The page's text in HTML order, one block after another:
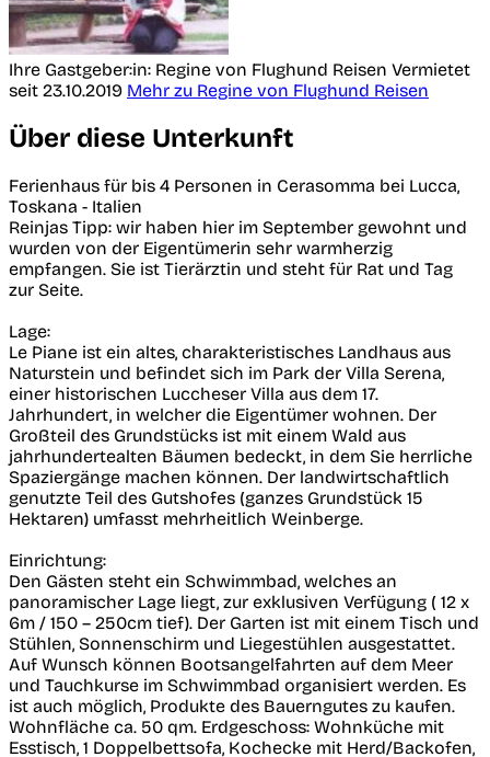
Ihre Gastgeber:in: Regine von Flughund Reisen Vermietet
seit 23.10.2019 Mehr zu Regine von Flughund Reisen
Über diese Unterkunft
Ferienhaus für bis 4 Personen in Cerasomma bei Lucca,
Toskana - Italien
Reinjas Tipp: wir haben hier im September gewohnt und
wurden von der Eigentümerin sehr warmherzig
empfangen. Sie ist Tierärztin und steht für Rat und Tag
zur Seite.
Lage:
Le Piane ist ein altes, charakteristisches Landhaus aus
Naturstein und befindet sich im Park der Villa Serena,
einer historischen Luccheser Villa aus dem 17.
Jahrhundert, in welcher die Eigentümer wohnen. Der
Großteil des Grundstücks ist mit einem Wald aus
jahrhundertealten Bäumen bedeckt, in dem Sie herrliche
Spaziergänge machen können. Der landwirtschaftlich
genutzte Teil des Gutshofes (ganzes Grundstück 15
Hektaren) umfasst mehrheitlich Weinberge.
Einrichtung:
Den Gästen steht ein Schwimmbad, welches an
panoramischer Lage liegt, zur exklusiven Verfügung ( 12 x
6m / 150 – 250cm tief). Der Garten ist mit einem Tisch und
Stühlen, Sonnenschirm und Liegestühlen ausgestattet.
Auf Wunsch können Bootsangelfahrten auf dem Meer
und Tauchkurse im Schwimmbad organisiert werden. Es
ist auch möglich, Produkte des Bauerngutes zu kaufen.
Wohnfläche ca. 50 qm. Erdgeschoss: Wohnküche mit
Esstisch, 1 Doppelbettsofa, Kochecke mit Herd/Backofen,